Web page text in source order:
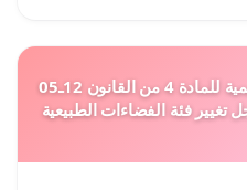
دعم ملف تفعيل النصوص التنظيمية للمادة 4 من القانون 12ـ05
تغيير فئة الفضاءات الطبيعية